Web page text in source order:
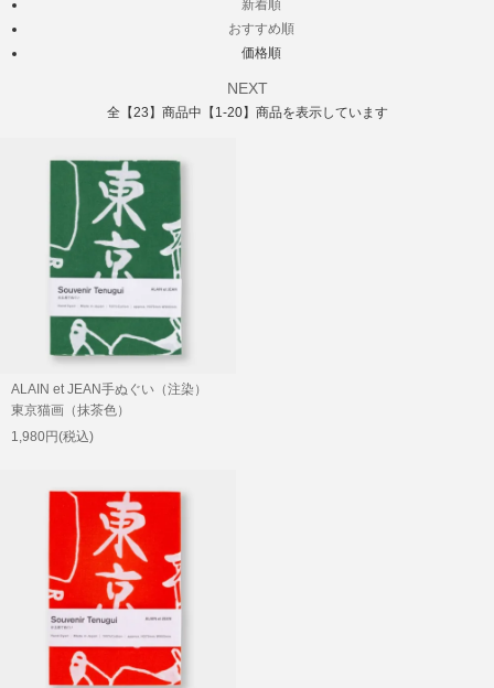
新着順
おすすめ順
価格順
NEXT
全【23】商品中【1-20】商品を表示しています
ALAIN et JEAN手ぬぐい（注染）
東京猫画（抹茶色）
1,980円(税込)